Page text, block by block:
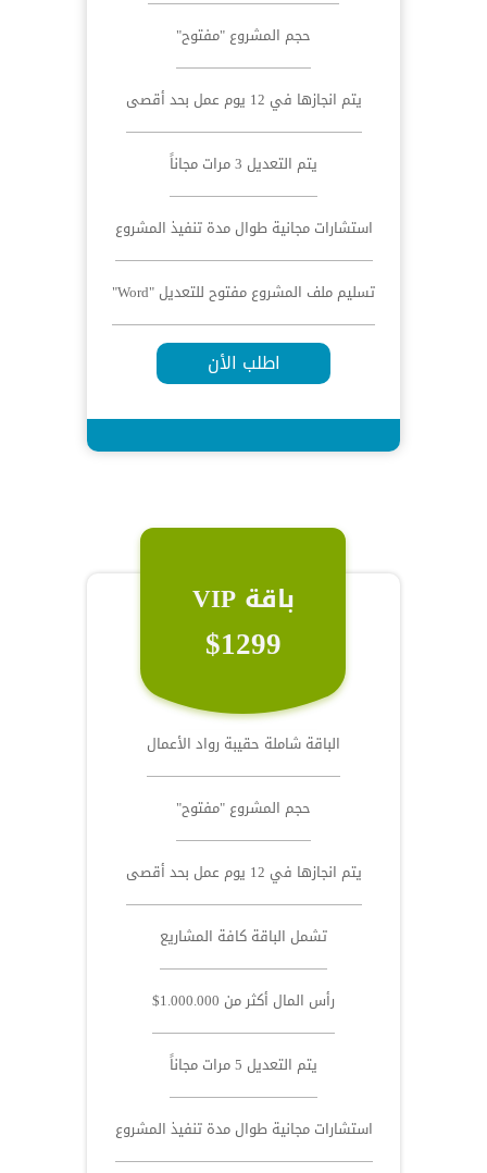
حجم المشروع "مفتوح"
يتم انجازها في 12 يوم عمل بحد أقصى
يتم التعديل 3 مرات مجاناً
استشارات مجانية طوال مدة تنفيذ المشروع
تسليم ملف المشروع مفتوح للتعديل "Word"
اطلب الأن
باقة VIP
$1299
الباقة شاملة حقيبة رواد الأعمال
حجم المشروع "مفتوح"
يتم انجازها في 12 يوم عمل بحد أقصى
تشمل الباقة كافة المشاريع
رأس المال أكثر من 1.000.000$
يتم التعديل 5 مرات مجاناً
استشارات مجانية طوال مدة تنفيذ المشروع